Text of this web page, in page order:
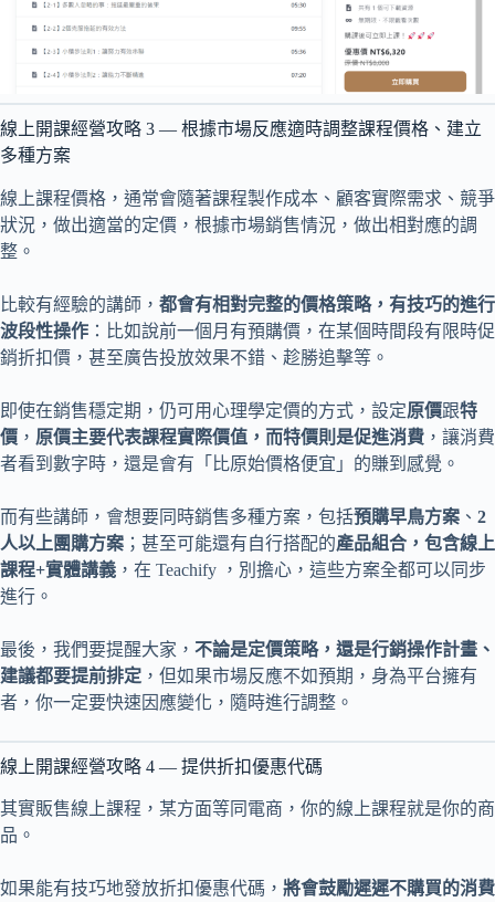
線上開課經營攻略 3 — 根據市場反應適時調整課程價格、建立
多種方案
線上課程價格，通常會隨著課程製作成本、顧客實際需求、競爭
狀況，做出適當的定價，根據市場銷售情況，做出相對應的調
整。
比較有經驗的講師， 都會有相對完整的價格策略，有技巧的進行
波段性操作 ：比如說前一個月有預購價，在某個時間段有限時促
銷折扣價，甚至廣告投放效果不錯、趁勝追擊等。
即使在銷售穩定期，仍可用心理學定價的方式，設定原價跟特
價 ， 原價主要代表課程實際價值，而特價則是促進消費 ，讓消費
者看到數字時，還是會有「比原始價格便宜」的賺到感覺。
而有些講師，會想要同時銷售多種方案，包括預購早鳥方案 、 2
人以上團購方案 ；甚至可能還有自行搭配的產品組合，包含線上
課程+實體講義 ，在 Teachify ，別擔心，這些方案全都可以同步
進行。
最後，我們要提醒大家， 不論是定價策略，還是行銷操作計畫、
建議都要提前排定 ，但如果市場反應不如預期，身為平台擁有
者，你一定要快速因應變化，隨時進行調整。
線上開課經營攻略 4 — 提供折扣優惠代碼
其實販售線上課程，某方面等同電商，你的線上課程就是你的商
品。
如果能有技巧地發放折扣優惠代碼， 將會鼓勵遲遲不購買的消費